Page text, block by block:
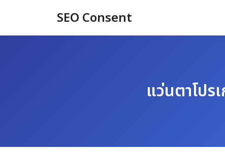
content
SEO Consent
แว่นตาโป